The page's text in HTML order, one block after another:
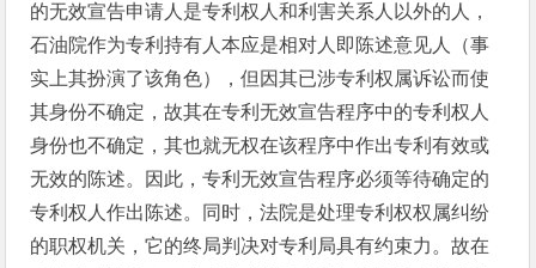
的无效宣告申请人是专利权人和利害关系人以外的人，
石油院作为专利持有人本应是相对人即陈述意见人（事
实上其扮演了该角色），但因其已涉专利权属诉讼而使
其身份不确定，故其在专利无效宣告程序中的专利权人
身份也不确定，其也就无权在该程序中作出专利有效或
无效的陈述。因此，专利无效宣告程序必须等待确定的
专利权人作出陈述。同时，法院是处理专利权权属纠纷
的职权机关，它的终局判决对专利局具有约束力。故在